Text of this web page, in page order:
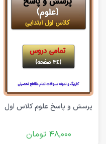
پرسش و پاسخ علوم کلاس اول
48,000 تومان